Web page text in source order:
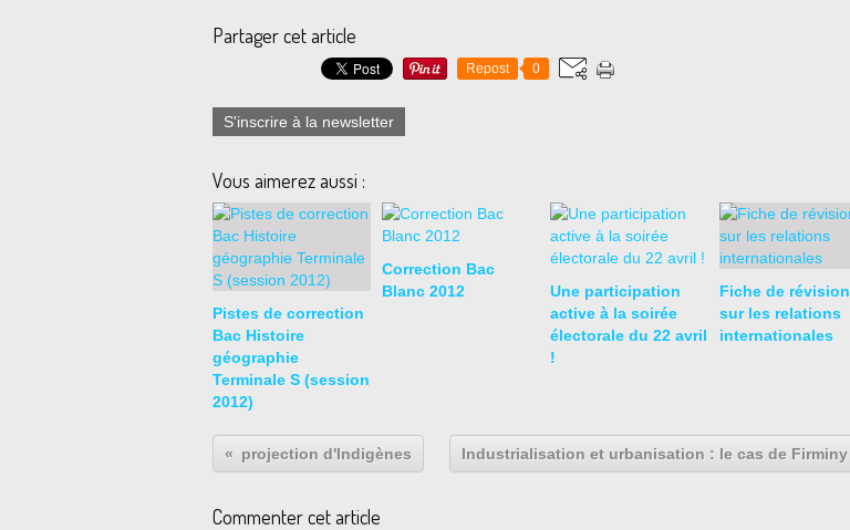
Partager cet article
Repost 0
S'inscrire à la newsletter
Vous aimerez aussi :
Pistes de correction
Bac Histoire
géographie
Terminale S (session
2012)
Correction Bac
Blanc 2012
Une participation
active à la soirée
électorale du 22 avril
!
Fiche de révision
sur les relations
internationales
projection d'Indigènes Industrialisation et urbanisation : le cas de Firminy
Commenter cet article